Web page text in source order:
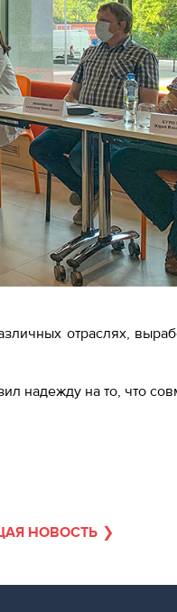
отраслях,
надежду на то, что
НОВОСТЬ